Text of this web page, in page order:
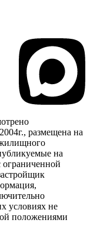
размещена на
на
ограниченной
условиях не
положениями